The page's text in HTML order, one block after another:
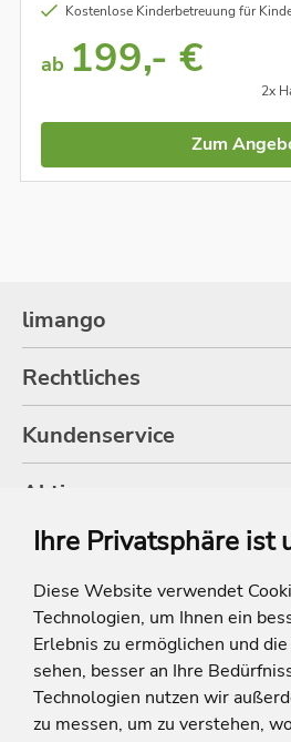
Ihre Privatsphäre ist
Diese Website verwendet
Technologien, um Ihnen ein
Erlebnis zu ermöglichen und
sehen, besser an Ihre
Technologien nutzen wir
zu messen, um zu verstehen,
Kostenlose Kinderbetreuung für Kinder von 3–12 Jahren im Juli und August – 5x pro Woche (außer
ab 199,- €
2x
Zum
limango
Rechtliches
Kundenservice
Aktionen
Shop
* Die Ersparnis bezieht sich auf die aktuellen
Paketangeboten auf die Summe der Preise der
**Streichpreise beziehen sich auf die ursprünglichen